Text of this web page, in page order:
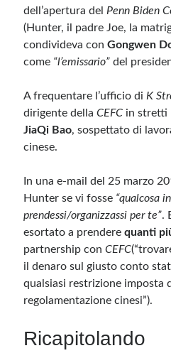
dell’apertura del Penn Biden
(Hunter, il padre Joe, la
condivideva conGongwen
come “l’emissario” del
A frequentare l’ufficio di K
dirigente dellaCEFC in stretti
JiaQi Bao, sospettato di
cinese.
In una e-mail del 25 marzo
Hunter se vi fosse “qualcosa
prendessi/organizzassi per te”.
esortato a prenderequanti
partnership conCEFC
il denaro sul giusto conto
qualsiasi restrizione imposta
regolamentazione cinesi”).
Ricapitolando